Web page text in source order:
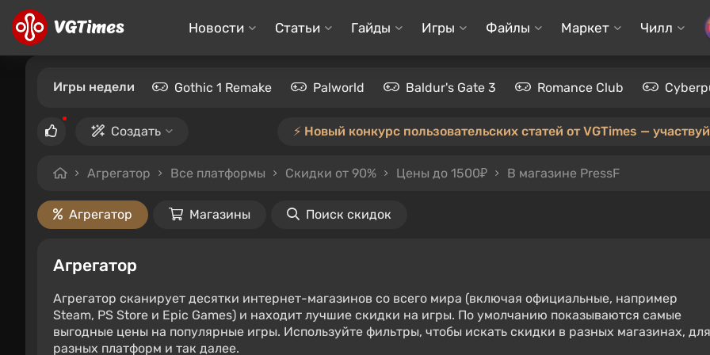
Новости Статьи Гайды Игры Файлы Маркет Чилл
Игры недели Gothic 1 Remake Palworld Baldur's Gate 3 Romance Club
Создать ⚡️ Новый конкурс пользовательских статей от VGTimes —
Агрегатор Все платформы Скидки от 90% Цены до 1500₽ В магазине PressF
Агрегатор Магазины Поиск скидок
Агрегатор
Агрегатор сканирует десятки интернет-магазинов со всего мира (включая официальные, например
Steam, PS Store и Epic Games) и находит лучшие скидки на игры. По умолчанию показываются самые
выгодные цены на популярные игры. Используйте фильтры, чтобы искать скидки в разных магазинах, для
разных платформ и так далее.